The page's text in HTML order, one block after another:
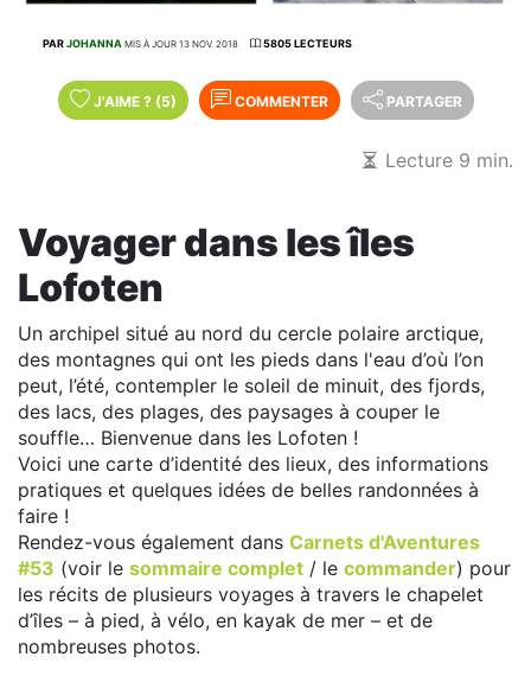
PARJOHANNA MIS À JOUR 13 NOV. 2018 5805 LECTEURS
J'AIME ? (5) COMMENTER PARTAGER
Lecture 9 min.
Voyager dans les îles
Lofoten
Un archipel situé au nord du cercle polaire arctique,
des montagnes qui ont les pieds dans l'eau d’où l’on
peut, l’été, contempler le soleil de minuit, des fjords,
des lacs, des plages, des paysages à couper le
souffle… Bienvenue dans les Lofoten !
Voici une carte d’identité des lieux, des informations
pratiques et quelques idées de belles randonnées à
faire !
Rendez-vous également dans Carnets d'Aventures
#53 (voir le sommaire complet / le commander) pour
les récits de plusieurs voyages à travers le chapelet
d’îles – à pied, à vélo, en kayak de mer – et de
nombreuses photos.